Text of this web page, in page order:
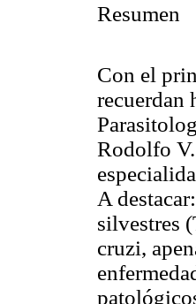
Resumen
Con el
recuerdan
Rodolfo V.
A destacar:
silvestres (
cruzi,